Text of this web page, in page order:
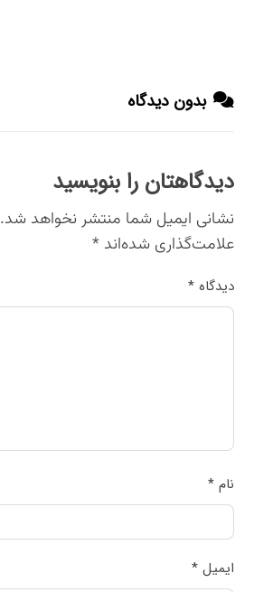
بدون دیدگاه
دیدگاهتان را بنویسید
نشانی ایمیل شما منتشر نخواهد شد.
علامت‌گذاری شده‌اند*
دیدگاه*
نام*
ایمیل*